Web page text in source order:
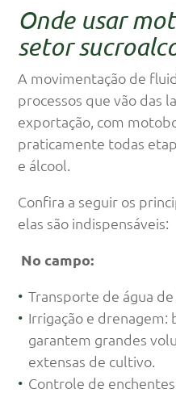
Onde usar
setor
A movimentação de
processos que vão das
exportação, com
praticamente todas
e álcool.
Confira a seguir os
elas são indispensáveis:
No campo:
Transporte de água
Irrigação e drenagem:
garantem grandes
extensas de cultivo.
Controle de